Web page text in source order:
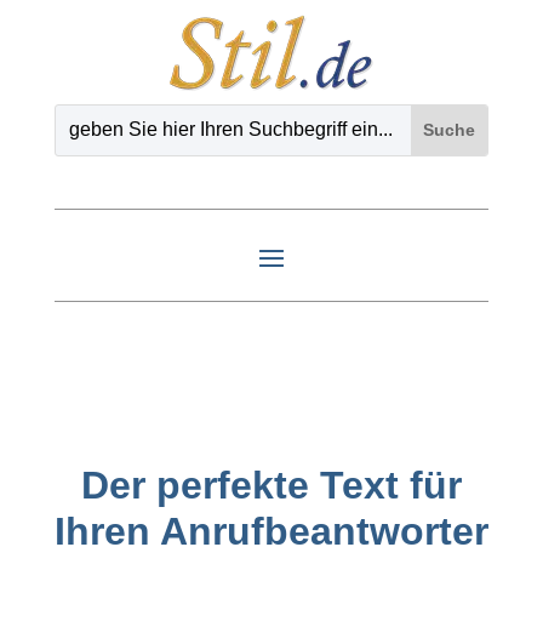
Der perfekte Text für
Ihren Anrufbeantworter